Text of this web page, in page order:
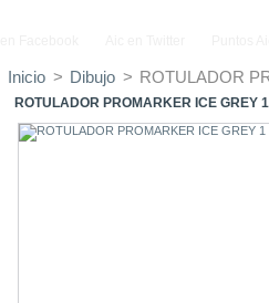
Inicio > Dibujo > ROTULADOR
ROTULADOR PROMARKER ICE GREY 1